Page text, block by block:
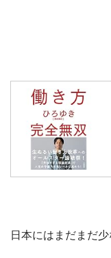
日本にはまだまだ